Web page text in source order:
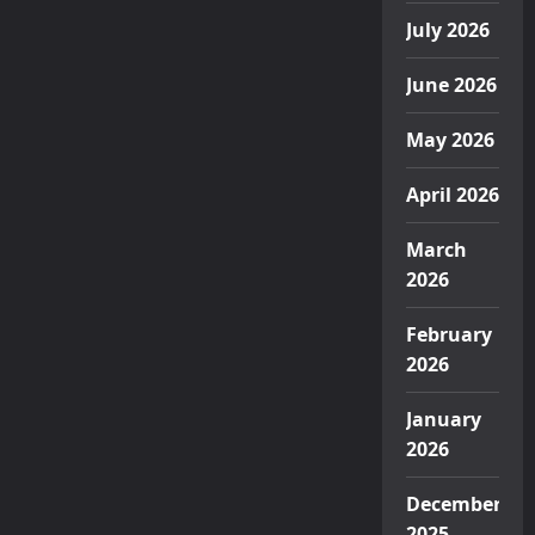
July 2026
June 2026
May 2026
April 2026
March
2026
February
2026
January
2026
December